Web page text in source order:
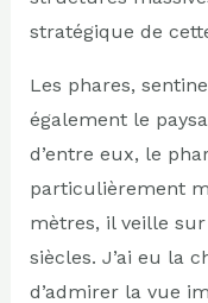
stratégique de
Les phares,
également le
d’entre eux, le
particulièrement
mètres, il veille
siècles. J’ai eu la
d’admirer la vue